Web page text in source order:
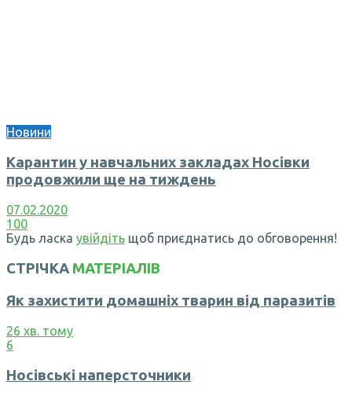
Новини
Карантин у навчальних закладах Носівки
продовжили ще на тиждень
07.02.2020
100
Будь ласка увійдіть щоб приєднатись до обговорення!
СТРІЧКА МАТЕРІАЛІВ
Як захистити домашніх тварин від паразитів
26 хв. тому
6
Носівські наперсточники